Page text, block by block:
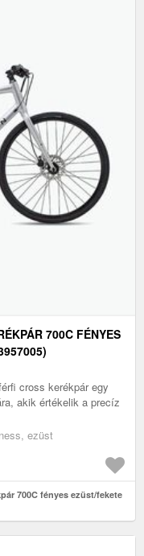
700C FÉNYES
cross kerékpár egy
akik értékelik a precíz
ezüst
700C fényes ezüst/fekete